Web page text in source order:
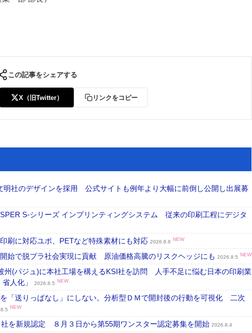
この記事をシェアする
X（旧Twitter） リンクをコピー
社のデザインを採用 公式サイトも例年より大幅に前倒し公開し出展募
S-シリーズ インプリンティングシステム 従来の印刷工程にデジタ
刷に対応ユポ、PETなど特殊素材にも対応 2026.8.6 NEW
始で脱プラ社会実現に貢献 原油価格高騰のリスクヘッジにも 2026.8.5 NEW
州(パジュ)に本社工場を構えるKSI社を訪問 人手不足に悩む日本の印刷業
人化」
2026.8.5 NEW
「送りっぱなし」にしない。分析型ＤＭで開封後の行動を可視化 二次
NEW
を新規認定 ８月３日から第55期ワンスター認定募集を開始 2026.8.4